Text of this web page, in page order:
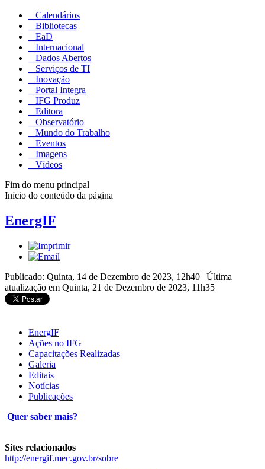
Calendários
Bibliotecas
EaD
Internacional
Dados Abertos
Serviços de TI
Inovação
Portal Integra
IFG Produz
Editora
Observatório
Mundo do Trabalho
Eventos
Imagens
Vídeos
Fim do menu principal
Início do conteúdo da página
EnergIF
Publicado: Quinta, 14 de Dezembro de 2023, 12h40 | Última
atualização em Quinta, 21 de Dezembro de 2023, 11h35
EnergIF
Ações no IFG
Capacitações Realizadas
Galeria
Editais
Notícias
Publicações
Quer saber mais?
Sites relacionados
http://energif.mec.gov.br/sobre